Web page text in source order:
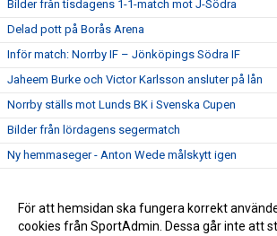
Bilder från tisdagens 1-1-match mot J-Södra
Delad pott på Borås Arena
Inför match: Norrby IF – Jönköpings Södra IF
Jaheem Burke och Victor Karlsson ansluter på lån
Norrby ställs mot Lunds BK i Svenska Cupen
Bilder från lördagens segermatch
Ny hemmaseger - Anton Wede målskytt igen
Stolpe ut i Skåne - Norrby utan poäng trots massiv
slutet
För att hemsidan ska fungera korrekt
cookies från SportAdmin. Dessa går inte att